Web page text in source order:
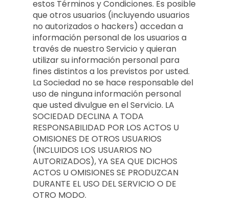
estos Términos y Condiciones. Es posible
que otros usuarios (incluyendo usuarios
no autorizados o hackers) accedan a
información personal de los usuarios a
través de nuestro Servicio y quieran
utilizar su información personal para
fines distintos a los previstos por usted.
La Sociedad no se hace responsable del
uso de ninguna información personal
que usted divulgue en el Servicio. LA
SOCIEDAD DECLINA A TODA
RESPONSABILIDAD POR LOS ACTOS U
OMISIONES DE OTROS USUARIOS
(INCLUIDOS LOS USUARIOS NO
AUTORIZADOS), YA SEA QUE DICHOS
ACTOS U OMISIONES SE PRODUZCAN
DURANTE EL USO DEL SERVICIO O DE
OTRO MODO.